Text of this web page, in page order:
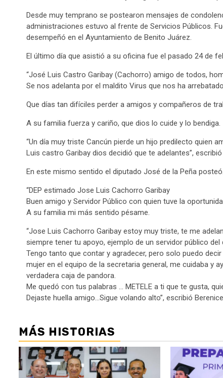
Desde muy temprano se postearon mensajes de
administraciones estuvo al frente de Servicios Públicos.
desempeñó en el Ayuntamiento de Benito Juárez.
El último día que asistió a su oficina fue el pasado 24 de
“José Luis Castro Garibay (Cachorro) amigo de todos,
Se nos adelanta por el maldito Virus que nos ha
Que días tan difíciles perder a amigos y compañeros de
A su familia fuerza y cariño, que dios lo cuide y lo bendiga.
“Un día muy triste Cancún pierde un hijo predilecto quien
Luis castro Garibay dios decidió que te adelantes”,
En este mismo sentido el diputado José de la Peña posteó.
“DEP estimado Jose Luis Cachorro Garibay
Buen amigo y Servidor Público con quien tuve la
A su familia mi más sentido pésame.
“Jose Luis Cachorro Garibay estoy muy triste, te me
siempre tener tu apoyo, ejemplo de un servidor público
Tengo tanto que contar y agradecer, pero solo puedo
mujer en el equipo de la secretaria general, me cuidaba y
verdadera caja de pandora.
Me quedó con tus palabras … METELE a ti que te gusta,
Dejaste huella amigo…Sigue volando alto”, escribió
MÁS HISTORIAS